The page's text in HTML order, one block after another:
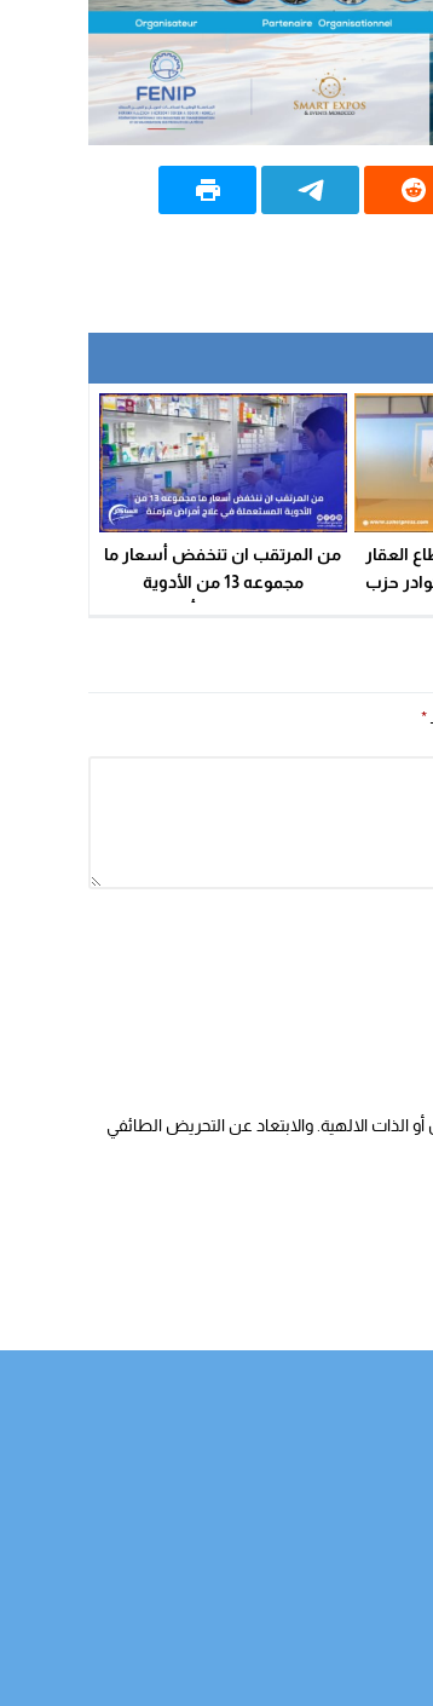
العقار
حزب
من المرتقب ان تنخفض أسعار ما
مجموعه 13 من الأدوية
*
الذات الالهية. والابتعاد عن التحريض الطائفي